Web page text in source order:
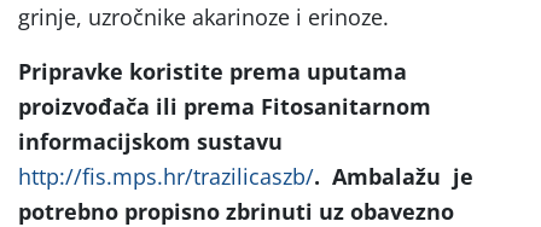
grinje, uzročnike akarinoze i erinoze.
Pripravke koristite prema uputama
proizvođača ili prema Fitosanitarnom
informacijskom sustavu
http://fis.mps.hr/trazilicaszb/. Ambalažu je
potrebno propisno zbrinuti uz obavezno